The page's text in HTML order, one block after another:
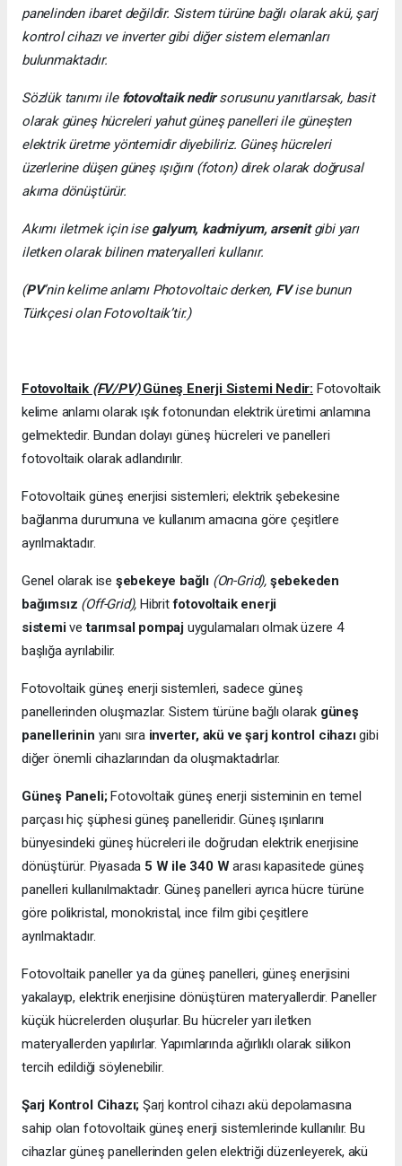
panelinden ibaret değildir. Sistem türüne bağlı olarak akü, şarj
kontrol cihazı ve inverter gibi diğer sistem elemanları
bulunmaktadır.
Sözlük tanımı ile fotovoltaik nedirsorusunu yanıtlarsak, basit
olarak güneş hücreleri yahut güneş panelleri ile güneşten
elektrik üretme yöntemidir diyebiliriz. Güneş hücreleri
üzerlerine düşen güneş ışığını (foton) direk olarak doğrusal
akıma dönüştürür.
Akımı iletmek için ise galyum, kadmiyum, arsenitgibi yarı
iletken olarak bilinen materyalleri kullanır.
(PV’nin kelime anlamı Photovoltaic derken, FVise bunun
Türkçesi olan Fotovoltaik’tir.)
Fotovoltaik (FV/PV)Güneş Enerji Sistemi Nedir: Fotovoltaik
kelime anlamı olarak ışık fotonundan elektrik üretimi anlamına
gelmektedir. Bundan dolayı güneş hücreleri ve panelleri
fotovoltaik olarak adlandırılır.
Fotovoltaik güneş enerjisi sistemleri; elektrik şebekesine
bağlanma durumuna ve kullanım amacına göre çeşitlere
ayrılmaktadır.
Genel olarak ise şebekeye bağlı (On-Grid), şebekeden
bağımsız (Off-Grid), Hibritfotovoltaik enerji
sistemivetarımsal pompaj uygulamaları olmak üzere 4
başlığa ayrılabilir.
Fotovoltaik güneş enerji sistemleri, sadece güneş
panellerinden oluşmazlar. Sistem türüne bağlı olarak güneş
panellerinin yanı sıra inverter, akü ve şarj kontrol cihazıgibi
diğer önemli cihazlarından da oluşmaktadırlar.
Güneş Paneli;Fotovoltaik güneş enerji sisteminin en temel
parçası hiç şüphesi güneş panelleridir. Güneş ışınlarını
bünyesindeki güneş hücreleri ile doğrudan elektrik enerjisine
dönüştürür. Piyasada 5 W ile 340 Warası kapasitede güneş
panelleri kullanılmaktadır. Güneş panelleri ayrıca hücre türüne
göre polikristal, monokristal, ince film gibi çeşitlere
ayrılmaktadır.
Fotovoltaik paneller ya da güneş panelleri, güneş enerjisini
yakalayıp, elektrik enerjisine dönüştüren materyallerdir. Paneller
küçük hücrelerden oluşurlar. Bu hücreler yarı iletken
materyallerden yapılırlar. Yapımlarında ağırlıklı olarak silikon
tercih edildiği söylenebilir.
Şarj Kontrol Cihazı; Şarj kontrol cihazı akü depolamasına
sahip olan fotovoltaik güneş enerji sistemlerinde kullanılır. Bu
cihazlar güneş panellerinden gelen elektriği düzenleyerek, akü